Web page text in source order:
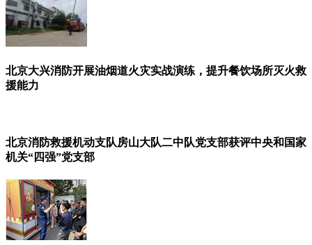
北京大兴消防开展油烟道火灾实战演练，提升餐饮场所灭火救
援能力
北京消防救援机动支队房山大队二中队党支部获评中央和国家
机关“四强”党支部